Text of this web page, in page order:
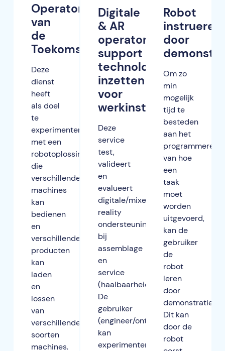
Operator
van
de
Toekomst
Deze
dienst
heeft
als doel
te
experimenteren
met een
robotoplossing
die
verschillende
machines
kan
bedienen
en
verschillende
producten
kan
laden
en
lossen
van
verschillende
soorten
machines.
Digitale
& AR
operator
support
technologieën
inzetten
voor
werkinstructies
Deze
service
test,
valideert
en
evalueert
digitale/mixed
reality
ondersteuning
bij
assemblage
en
service
(haalbaarheid).
De
gebruiker
(engineer/ontwikkelaar)
kan
experimenteren
Robot
instrueren
door
Om zo
min
mogelijk
tijd te
besteden
aan het
programmeren
van hoe
een
taak
moet
worden
uitgevoerd,
kan de
gebruiker
de
robot
leren
door
demonstratie.
Dit kan
door de
robot